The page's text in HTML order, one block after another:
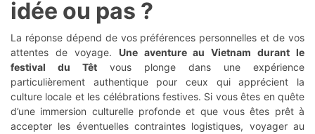
idée ou pas ?
La réponse dépend de vos préférences personnelles et de vos
attentes de voyage. Une aventure au Vietnam durant le
festival du Têt vous plonge dans une expérience
particulièrement authentique pour ceux qui apprécient la
culture locale et les célébrations festives. Si vous êtes en quête
d’une immersion culturelle profonde et que vous êtes prêt à
accepter les éventuelles contraintes logistiques, voyager au